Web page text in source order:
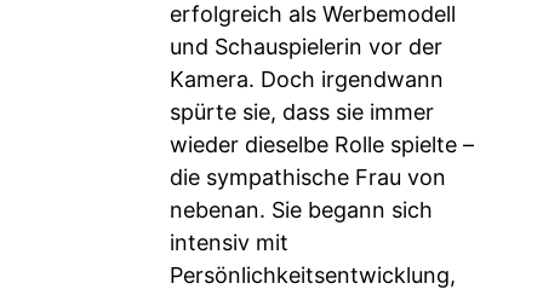
erfolgreich als Werbemodell
und Schauspielerin vor der
Kamera. Doch irgendwann
spürte sie, dass sie immer
wieder dieselbe Rolle spielte –
die sympathische Frau von
nebenan. Sie begann sich
intensiv mit
Persönlichkeitsentwicklung,